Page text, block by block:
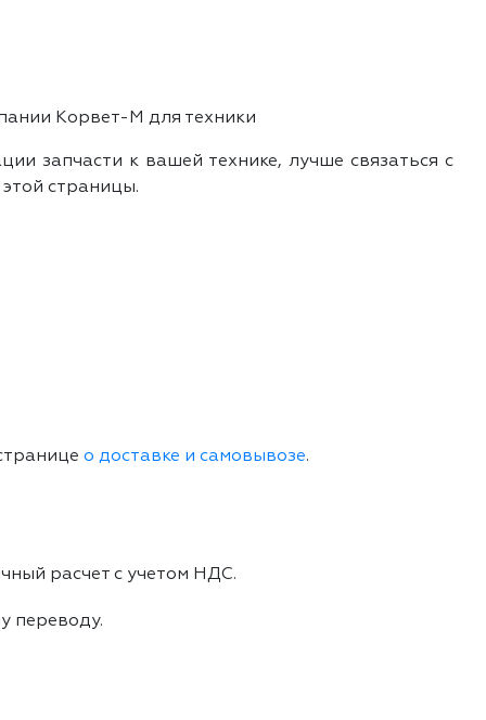
Корвет-М для техники
запчасти к вашей технике, лучше связаться с
страницы.
о доставке и самовывозе.
расчет с учетом НДС.
переводу.